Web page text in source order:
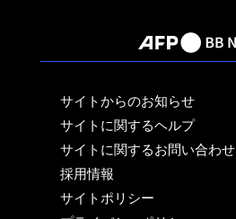
サイトからのお知らせ
サイトに関するヘルプ
サイトに関するお問い合わせ
採用情報
サイトポリシー